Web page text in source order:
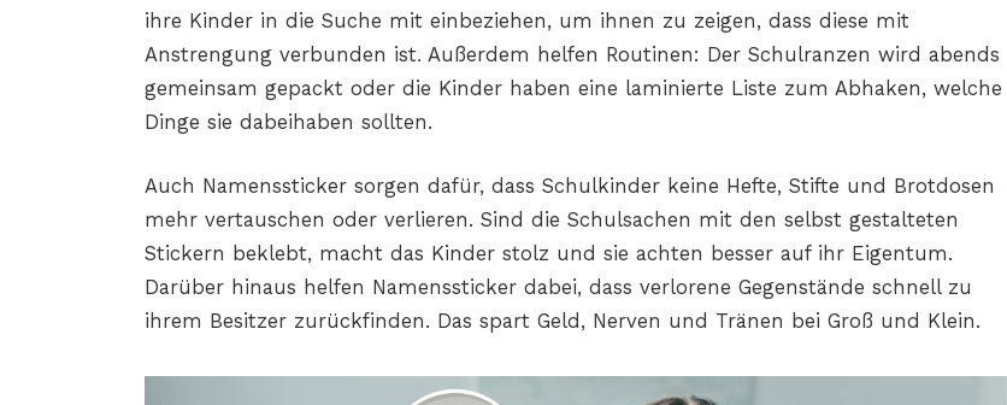
ihre Kinder in die Suche mit einbeziehen, um ihnen zu zeigen, dass diese mit
Anstrengung verbunden ist. Außerdem helfen Routinen: Der Schulranzen wird abends
gemeinsam gepackt oder die Kinder haben eine laminierte Liste zum Abhaken, welche
Dinge sie dabeihaben sollten.
Auch Namenssticker sorgen dafür, dass Schulkinder keine Hefte, Stifte und Brotdosen
mehr vertauschen oder verlieren. Sind die Schulsachen mit den selbst gestalteten
Stickern beklebt, macht das Kinder stolz und sie achten besser auf ihr Eigentum.
Darüber hinaus helfen Namenssticker dabei, dass verlorene Gegenstände schnell zu
ihrem Besitzer zurückfinden. Das spart Geld, Nerven und Tränen bei Groß und Klein.